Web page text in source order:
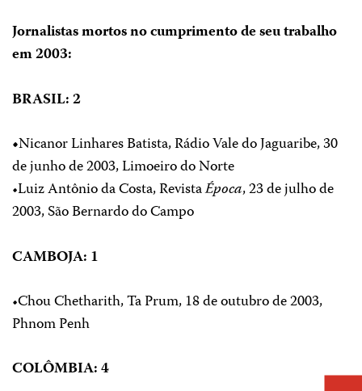
Jornalistas mortos no cumprimento de seu trabalho
em 2003:
BRASIL: 2
•Nicanor Linhares Batista, Rádio Vale do Jaguaribe, 30
de junho de 2003, Limoeiro do Norte
•Luiz Antônio da Costa, RevistaÉpoca, 23 de julho de
2003, São Bernardo do Campo
CAMBOJA: 1
•Chou Chetharith, Ta Prum, 18 de outubro de 2003,
Phnom Penh
COLÔMBIA: 4